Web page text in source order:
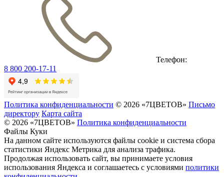
Телефон:
8 800 200-17-11
Политика конфиденциальности © 2026 «7ЦВЕТОВ» Письмо
директору Карта сайта
© 2026 «7ЦВЕТОВ» Политика конфиденциальности
Файлы Куки
На данном сайте используются файлы cookie и система сбора
статистики Яндекс Метрика для анализа трафика.
Продолжая использовать сайт, вы принимаете условия
использования Яндекса и соглашаетесь с условиями политики